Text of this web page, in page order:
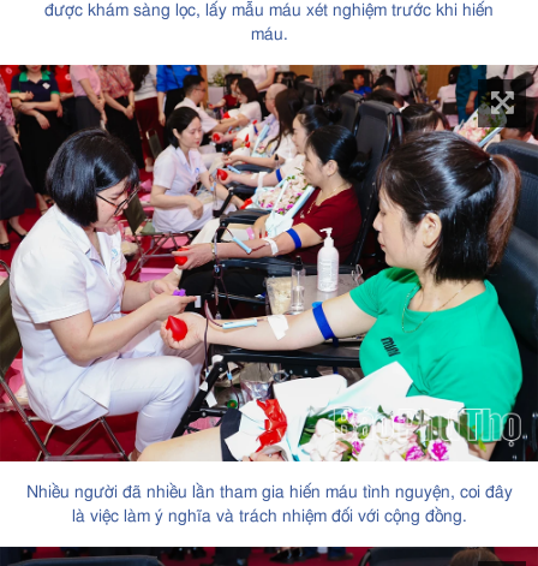
được khám sàng lọc, lấy mẫu máu xét nghiệm trước khi hiến
máu.
Nhiều người đã nhiều lần tham gia hiến máu tình nguyện, coi đây
là việc làm ý nghĩa và trách nhiệm đối với cộng đồng.